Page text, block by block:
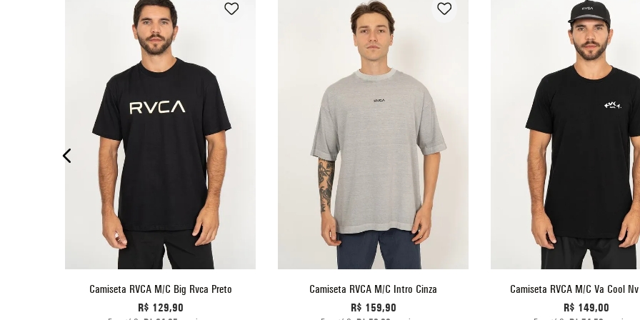
P GG
ADICIONAR AO CARRINHO
Camiseta RVCA M/C Big Rvca Preto
R$ 129,90
P GG
ADICIONAR AO CARRINHO
Camiseta RVCA M/C Intro Cinza
R$ 159,90
P GG
ADICIONAR AO CARRINHO
Camiseta RVCA M/C Va Cool
R$ 149,00